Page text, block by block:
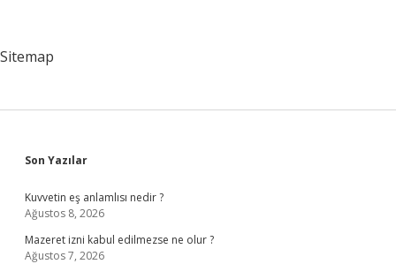
Sitemap
Sidebar
Son Yazılar
Kuvvetin eş anlamlısı nedir ?
Ağustos 8, 2026
Mazeret izni kabul edilmezse ne olur ?
Ağustos 7, 2026